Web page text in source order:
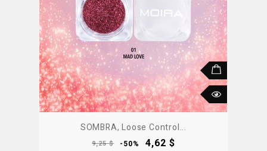
SOMBRA, Loose Control...
Precio
9,25 $ -50% Precio
4,62 $